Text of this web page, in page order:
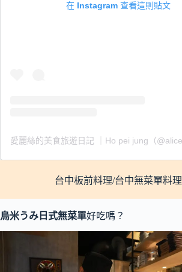
在 Instagram 查看這則貼文
台中板前料理/台中無菜單料理
烏米うみ日式無菜單好吃嗎？